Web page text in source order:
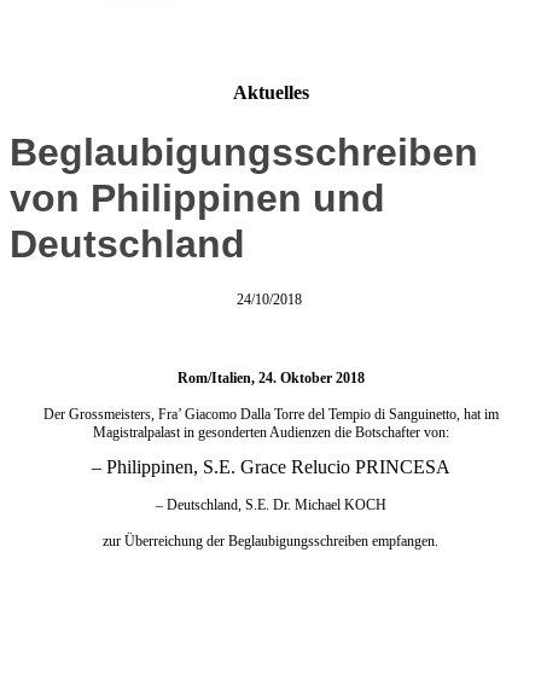
Aktuelles
Beglaubigungsschreiben
von Philippinen und
Deutschland
24/10/2018
Rom/Italien, 24. Oktober 2018
Der Grossmeisters, Fra’ Giacomo Dalla Torre del Tempio di Sanguinetto, hat im
Magistralpalast in gesonderten Audienzen die Botschafter von:
– Philippinen, S.E. Grace Relucio PRINCESA
– Deutschland, S.E. Dr. Michael KOCH
zur Überreichung der Beglaubigungsschreiben empfangen.